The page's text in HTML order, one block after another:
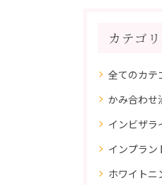
カテゴ
全てのカテ
かみ合わせ
インビザラ
インプラン
ホワイトニ